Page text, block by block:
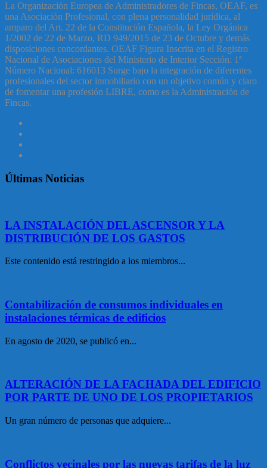
La Organización Europea de Administradores de Fincas, OEAF, es
una Asociación Profesional, con plena personalidad jurídica, al
amparo del Art. 22 de la Constitución Española, la Ley Orgánica
1/2002 de 22 de Marzo, RD 949/2015 de 23 de Octubre y demás
disposiciones concordantes. OEAF Figura Inscrita en el Registro
Nacional de Asociaciones del Ministerio de Interior Sección: 1ª
Número Nacional: 616013 Surge bajo la integración de diferentes
profesionales del sector inmobiliario con un objetivo común y claro
de fomentar una profesión LIBRE, como es la Administración de
Fincas.
Últimas Noticias
LA INSTALACIÓN DEL ASCENSOR Y LA
DISTRIBUCIÓN DE LOS GASTOS
Este contenido está restringido a los miembros...
Contabilización de consumos individuales en
instalaciones térmicas de edificios
En agosto de 2020, se publicó en...
ALTERACIÓN DE LA FACHADA DEL EDIFICIO
POR PARTE DE UNO DE LOS PROPIETARIOS
Un gran número de personas que adquiere...
Conflictos vecinales por las nuevas tarifas de la luz